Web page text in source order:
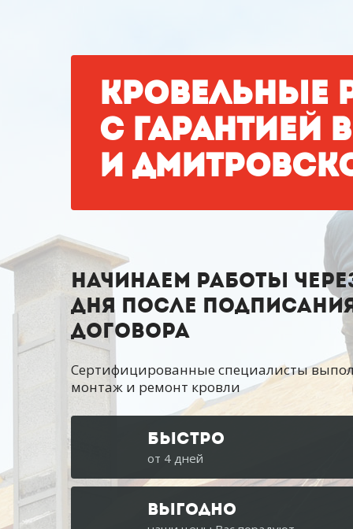
КРОВЕЛЬНЫЕ
С ГАРАНТИЕЙ
И
НАЧИНАЕМ РАБОТЫ
ДНЯ ПОСЛЕ
ДОГОВОРА
Сертифицированные специалисты
монтаж и ремонт кровли
БЫСТРО
от 4 дней
ВЫГОДНО